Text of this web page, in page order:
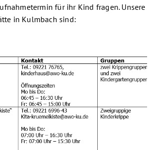
für ihr Kind fragen. Unsere
in Kulmbach sind: